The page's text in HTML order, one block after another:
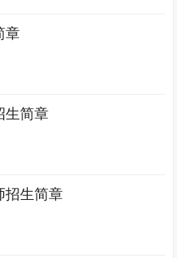
章
生简章
招生简章